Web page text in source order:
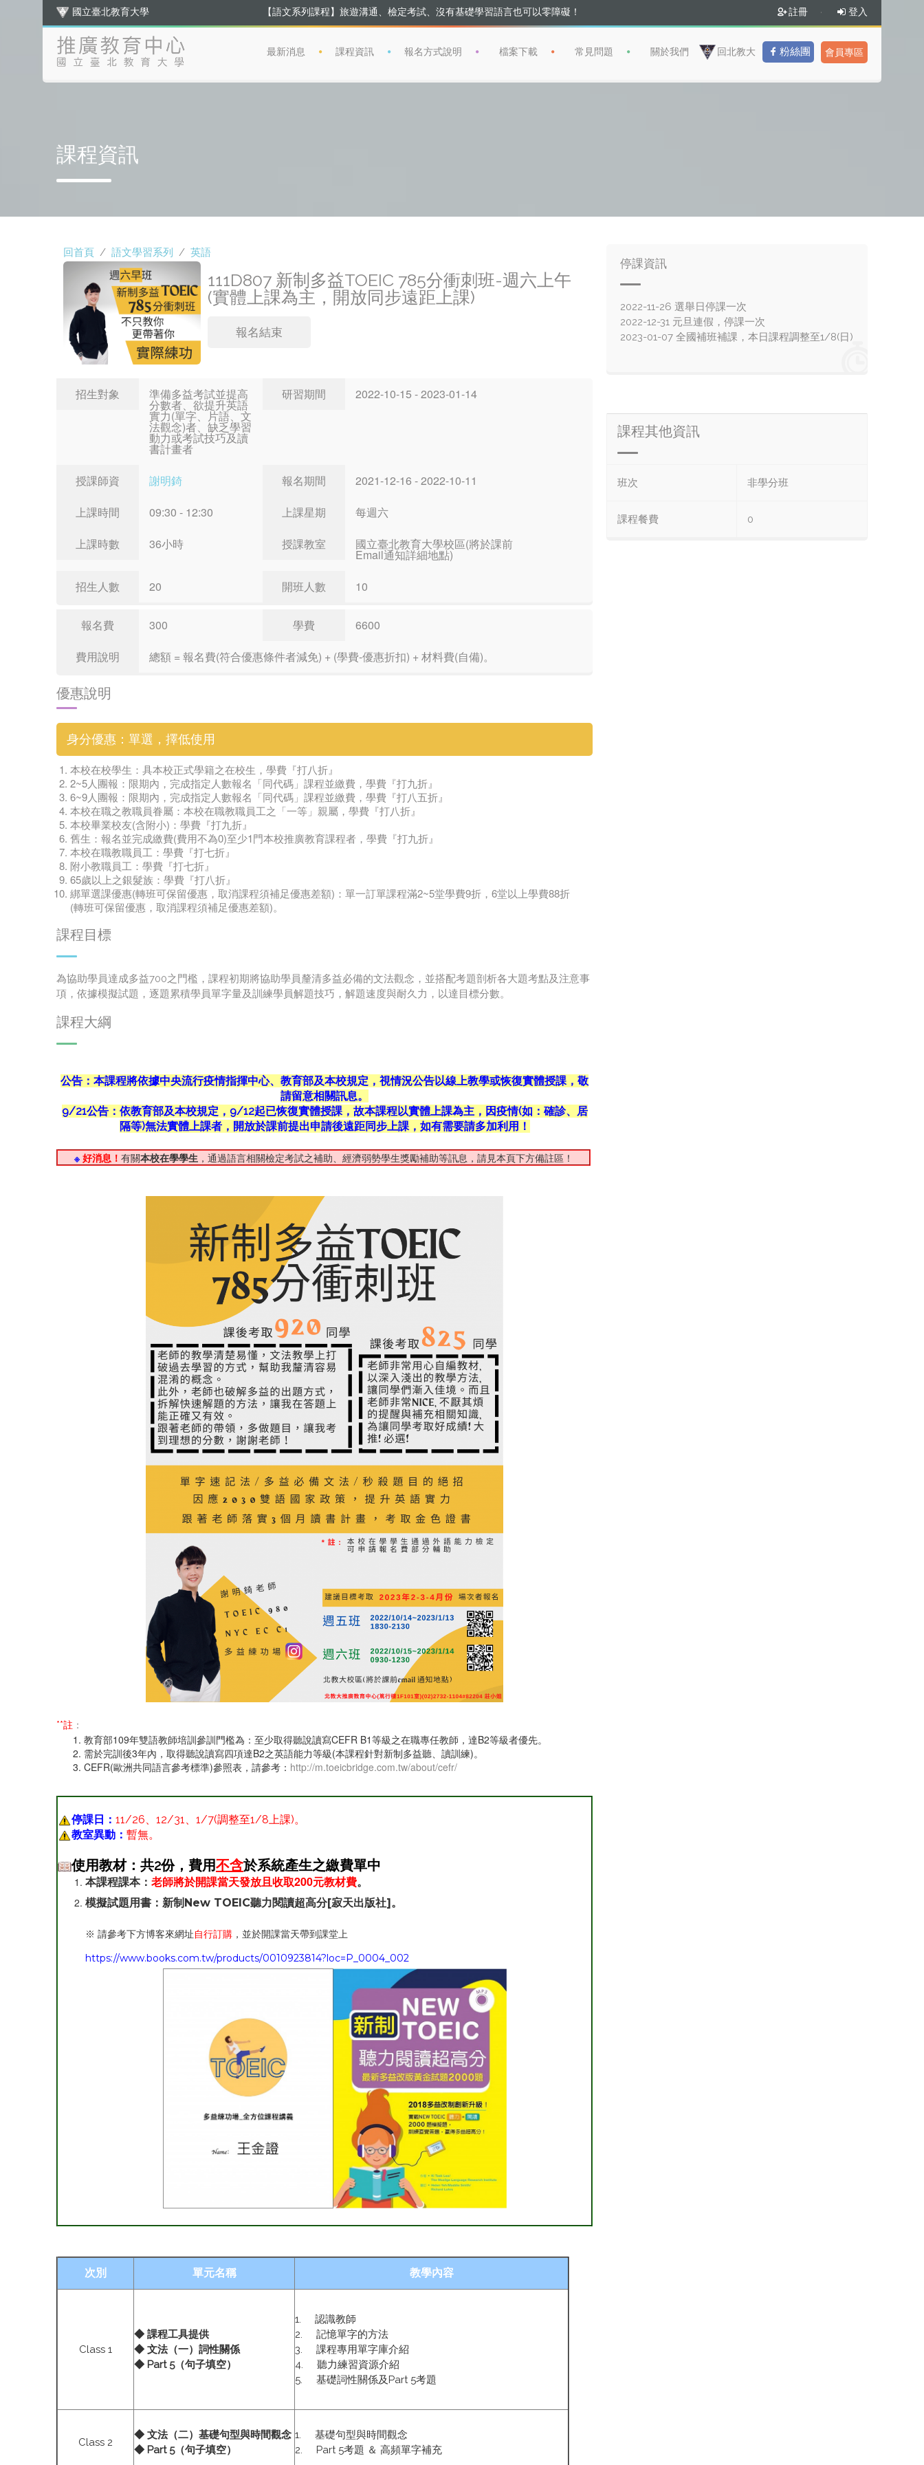
國立臺北教育大學 【年度總課程】師資培訓、證照輔導、語文學習、活力體能、財經企管、生活藝術、兒童系列 註冊 · 登入
會員專區
最新消息 課程資訊 報名方式說明 檔案下載 常見問題 關於我們 回北教大 粉絲團
課程資訊
回首頁 / 語文學習系列 / 英語
111D807 新制多益TOEIC 785分衝刺班-週六上午
(實體上課為主，開放同步遠距上課)
報名結束
招生對象 準備多益考試並提高
分數者、欲提升英語
實力(單字、片語、文
法觀念)者、缺乏學習
動力或考試技巧及讀
書計畫者
研習期間 2022-10-15 - 2023-01-14
授課師資 謝明錡 報名期間
2021-12-16 - 2022-10-11
上課時間
09:30 - 12:30 上課星期
每週六
上課時數
36小時 授課教室 國立臺北教育大學校區(將於課前
Email通知詳細地點)
招生人數
20 開班人數 10
報名費 300 學費
6600
費用說明
總額 = 報名費(符合優惠條件者減免) + (學費-優惠折扣) + 材料費(自備)。
優惠說明
身分優惠：單選，擇低使用
本校在校學生：具本校正式學籍之在校生，學費『打八折』
2~5人團報：限期內，完成指定人數報名「同代碼」課程並繳費，學費『打九折』
6~9人團報：限期內，完成指定人數報名「同代碼」課程並繳費，學費『打八五折』
本校在職之教職員眷屬：本校在職教職員工之「一等」親屬，學費『打八折』
本校畢業校友(含附小)：學費『打九折』
舊生：報名並完成繳費(費用不為0)至少1門本校推廣教育課程者，學費『打九折』
本校在職教職員工：學費『打七折』
附小教職員工：學費『打七折』
65歲以上之銀髮族：學費『打八折』
綁單選課優惠(轉班可保留優惠，取消課程須補足優惠差額)：單一訂單課程滿2~5堂學費9折，6堂以上學費88折
(轉班可保留優惠，取消課程須補足優惠差額)。
課程目標
為協助學員達成多益700之門檻，課程初期將協助學員釐清多益必備的文法觀念，並搭配考題剖析各大題考點及注意事
項，依據模擬試題，逐題累積學員單字量及訓練學員解題技巧，解題速度與耐久力，以達目標分數。
課程大綱
公告：本課程將依據中央流行疫情指揮中心、教育部及本校規定，視情況公告以線上教學或恢復實體授課，敬
請留意相關訊息。
9/21公告：依教育部及本校規定，9/12起已恢復實體授課，故本課程以實體上課為主，因疫情(如：確診、居
隔等)無法實體上課者，開放於課前提出申請後遠距同步上課，如有需要請多加利用！
※ 好消息！ 有關本校在學學生，通過語言相關檢定考試之補助、經濟弱勢學生獎勵補助等訊息，請見本頁下方備註區！
**註 ：
教育部109年雙語教師培訓參訓門檻為：至少取得聽說讀寫CEFR B1等級之在職專任教師，達B2等級者優先。
需於完訓後3年內，取得聽說讀寫四項達B2之英語能力等級(本課程針對新制多益聽、讀訓練)。
CEFR(歐洲共同語言參考標準)參照表，請參考： http://m.toeicbridge.com.tw/about/cefr/
停課日： 11/26、12/31、1/7(調整至1/8上課)。
教室異動： 暫無。
使用教材： 共2份，費用不含於系統產生之繳費單中
本課程課本： 老師將於開課當天發放且收取200元教材費。
模擬試題用書：新制New TOEIC聽力閱讀超高分[寂天出版社]。
※ 請參考下方博客來網址自行訂購 ，並於開課當天帶到課堂上
https://www.books.com.tw/products/0010923814?loc=P_0004_002
次別 單元名稱 教學內容
Class 1
◆ 課程工具提供
◆ 文法（一）詞性關係
◆ Part 5（句子填空）
1. 認識教師
2. 記憶單字的方法
3. 課程專用單字庫介紹
4. 聽力練習資源介紹
5. 基礎詞性關係及Part 5考題
Class 2
◆ 文法（二）基礎句型與時間觀念
◆ Part 5（句子填空）
1. 基礎句型與時間觀念
2. Part 5考題 ＆ 高頻單字補充
停課資訊
2022-11-26 選舉日停課一次
2022-12-31 元旦連假，停課一次
2023-01-07 全國補班補課，本日課程調整至1/8(日)
課程其他資訊
班次 非學分班
課程餐費 0